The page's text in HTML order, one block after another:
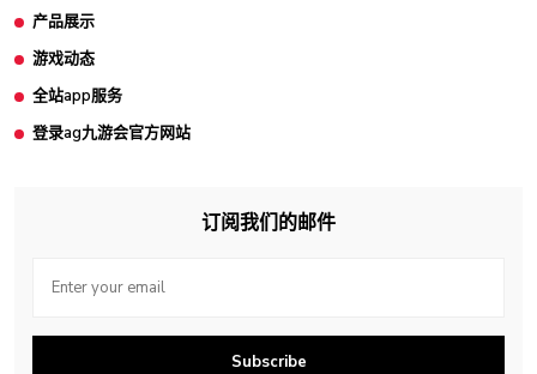
产品展示
游戏动态
全站app服务
登录ag九游会官方网站
订阅我们的邮件
Subscribe